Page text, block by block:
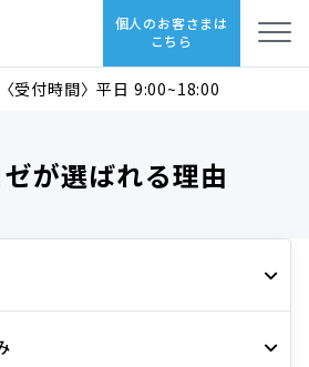
個人のお客さまは
こちら
〈受付時間〉平日 9:00~18:00
が選ばれる理由